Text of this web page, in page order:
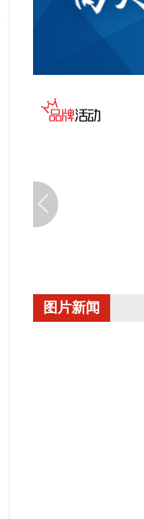
发生工商变更，新
片及产品销售；光
电专注于薄膜铌酸
8月6日，中国机械
机械工业经济运行
推进，以“六张网”
将有力拉动机械工
图片新闻